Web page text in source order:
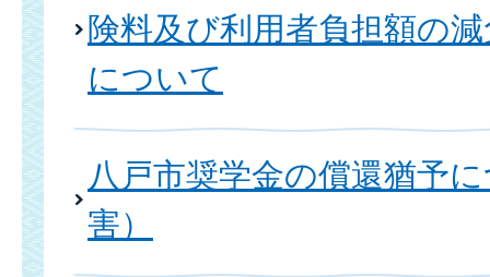
険料及び利用者負担額の
について
八戸市奨学金の償還猶予
害）